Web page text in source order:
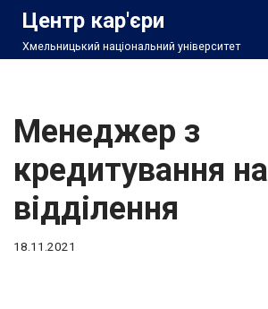
Перейти
Центр кар'єри
Хмельницький національний університет
Менеджер з
кредитування на
відділення
18.11.2021